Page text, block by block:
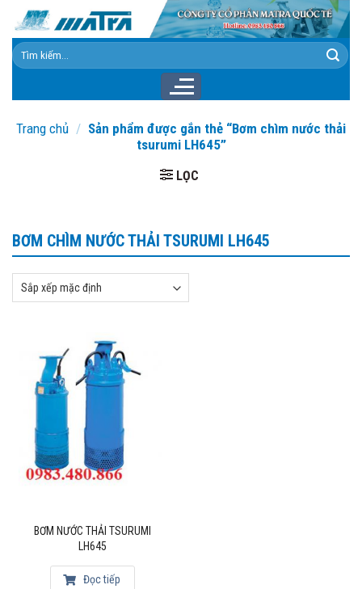
content
Tìm
kiếm:
Trang chủ / Sản phẩm được gắn thẻ “Bơm chìm nước thải
tsurumi LH645”
LỌC
BƠM CHÌM NƯỚC THẢI TSURUMI LH645
BƠM NƯỚC THẢI TSURUMI
LH645
Đọc tiếp